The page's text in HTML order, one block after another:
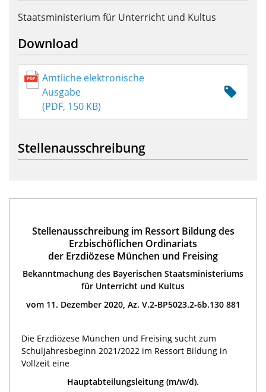
Staatsministerium für Unterricht und Kultus
Download
Amtliche elektronische
Ausgabe
(PDF, 150 KB)
Stellenausschreibung
Stellenausschreibung im Ressort Bildung des
Erzbischöflichen Ordinariats
der Erzdiözese München und Freising
Bekanntmachung des Bayerischen Staatsministeriums
für Unterricht und Kultus
vom 11. Dezember 2020, Az. V.2-BP5023.2-6b.130 881
Die Erzdiözese München und Freising sucht zum
Schuljahresbeginn 2021/2022 im Ressort Bildung in
Vollzeit eine
Hauptabteilungsleitung (m/w/d).